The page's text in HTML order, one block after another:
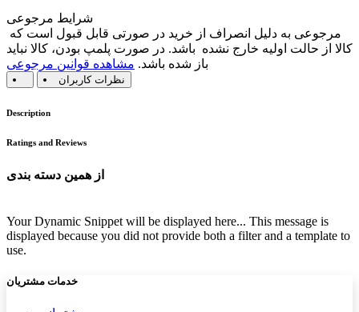
شرایط مرجوعی
کالا از حالت اولیه خارج نشده باشد. در صورت پلمپ بودن، کالا نباید
باز شده باشد. مشاهده قوانین مرجوعی
نظرات کاربران
Description
Ratings and Reviews
از همین دسته بندی
Your Dynamic Snippet will be displayed here... This message is
displayed because you did not provide both a filter and a template to
use.
خدمات مشتریان